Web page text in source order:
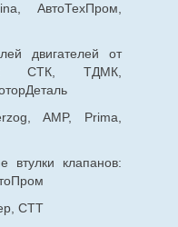
АвтоТехПром,
двигателей от
СТК, ТДМК,
AMP, Prima,
клапанов:
СТТ